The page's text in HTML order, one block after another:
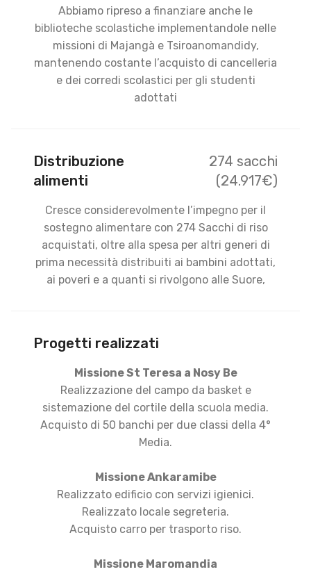
Abbiamo ripreso a finanziare anche le
biblioteche scolastiche implementandole nelle
missioni di Majangà e Tsiroanomandidy,
mantenendo costante l’acquisto di cancelleria
e dei corredi scolastici per gli studenti
adottati
Distribuzione
alimenti
274 sacchi
(24.917€)
Cresce considerevolmente l’impegno per il
sostegno alimentare con 274 Sacchi di riso
acquistati, oltre alla spesa per altri generi di
prima necessità distribuiti ai bambini adottati,
ai poveri e a quanti si rivolgono alle Suore,
Progetti realizzati
Missione St Teresa a Nosy Be
Realizzazione del campo da basket e
sistemazione del cortile della scuola media.
Acquisto di 50 banchi per due classi della 4°
Media.
Missione Ankaramibe
Realizzato edificio con servizi igienici.
Realizzato locale segreteria.
Acquisto carro per trasporto riso.
Missione Maromandia